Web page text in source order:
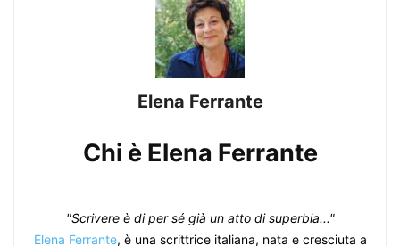
Elena Ferrante
Chi è Elena Ferrante
"Scrivere è di per sé già un atto di superbia..."
Elena Ferrante, è una scrittrice italiana, nata e cresciuta a